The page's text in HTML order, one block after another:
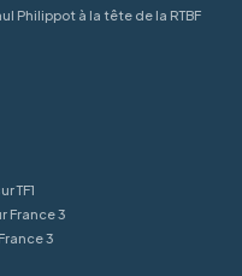
Philippot à la tête de la RTBF
TF1
France 3
3